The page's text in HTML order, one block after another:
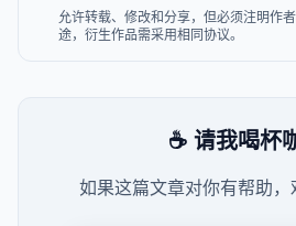
允许转载、修改和分享，但必须注明作
途，衍生作品需采用相同协议。
☕ 请我喝杯
如果这篇文章对你有帮助，